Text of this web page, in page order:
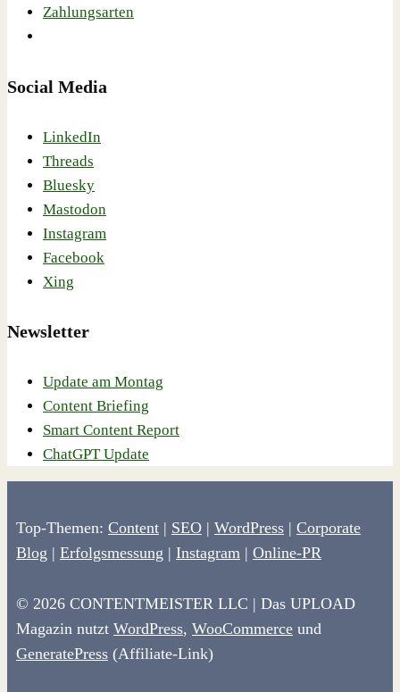
Zahlungsarten
Social Media
LinkedIn
Threads
Bluesky
Mastodon
Instagram
Facebook
Xing
Newsletter
Update am Montag
Content Briefing
Smart Content Report
ChatGPT Update
Top-Themen: Content | SEO | WordPress | Corporate
Blog | Erfolgsmessung | Instagram | Online-PR
© 2026 CONTENTMEISTER LLC | Das UPLOAD
Magazin nutzt WordPress, WooCommerce und
GeneratePress (Affiliate-Link)